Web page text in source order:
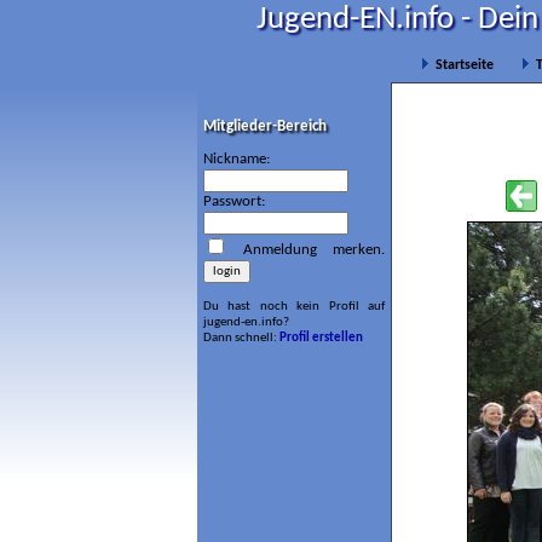
Jugend-EN.info -
Startseite
Mitglieder-Bereich
Nickname:
Passwort:
Anmeldung merken.
Du hast noch kein Profil auf
jugend-en.info?
Dann schnell: Profil erstellen